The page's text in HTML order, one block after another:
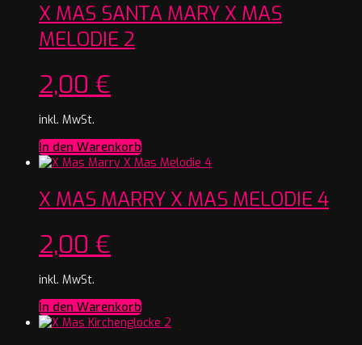
X MAS SANTA MARY X MAS
MELODIE 2
2,00 €
inkl. MwSt.
In den Warenkorb
X MAS MARRY X MAS MELODIE 4
2,00 €
inkl. MwSt.
In den Warenkorb